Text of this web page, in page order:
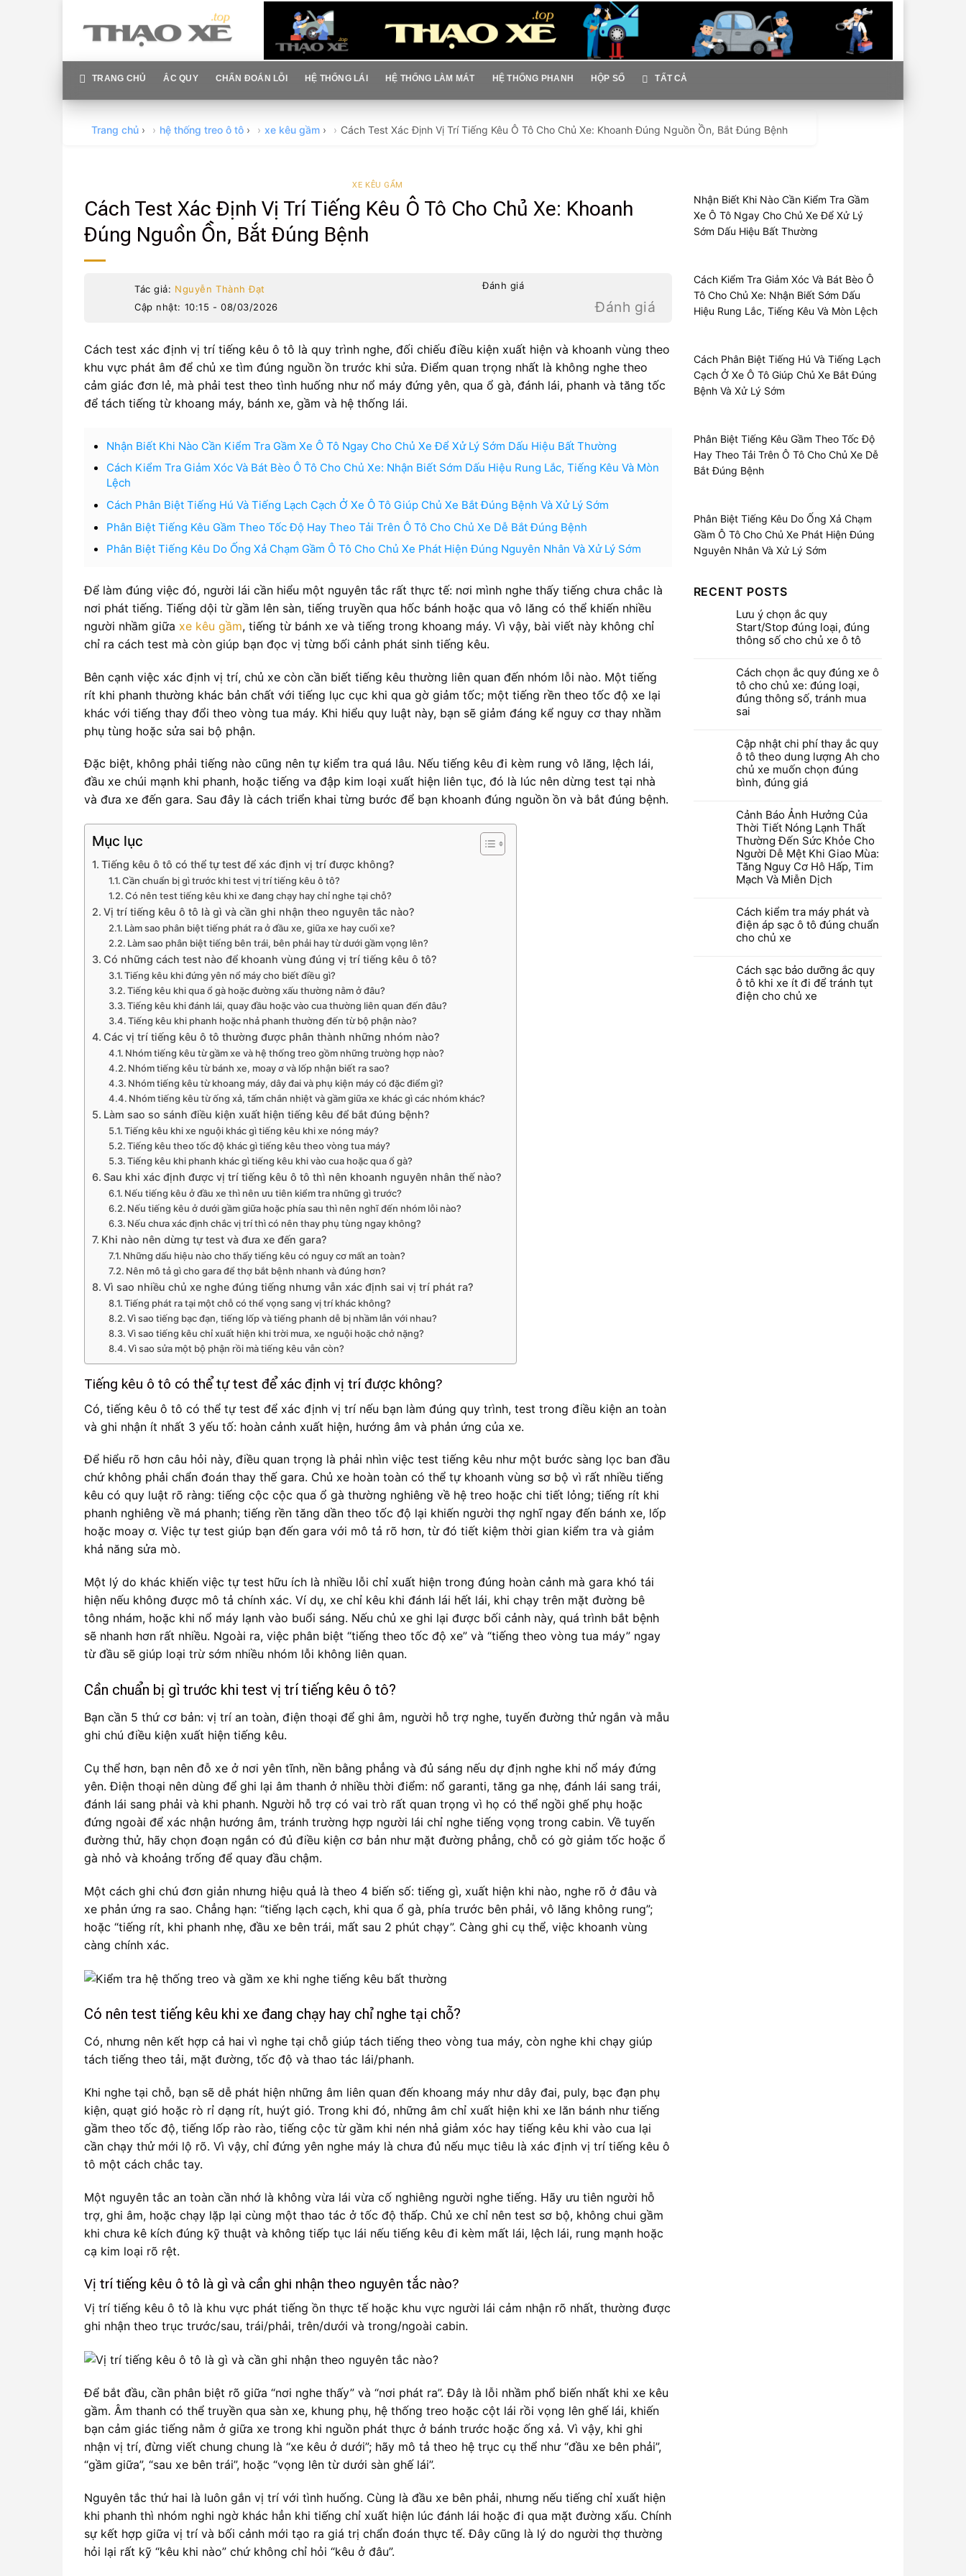
content
TRANG CHỦ ẮC QUY CHẨN ĐOÁN LỖI HỆ THỐNG LÁI HỆ THỐNG LÀM MÁT HỆ THỐNG PHANH HỘP SỐ TẤT CẢ
Trang chủ › hệ thống treo ô tô › xe kêu gầm › Cách Test Xác Định Vị Trí Tiếng Kêu Ô Tô Cho Chủ Xe: Khoanh Đúng Nguồn Ồn, Bắt Đúng Bệnh
XE KÊU GẦM
Cách Test Xác Định Vị Trí Tiếng Kêu Ô Tô Cho Chủ Xe: Khoanh
Đúng Nguồn Ồn, Bắt Đúng Bệnh
Tác giả: Nguyễn Thành Đạt
Cập nhật: 10:15 - 08/03/2026
Đánh giá
Đánh giá
Cách test xác định vị trí tiếng kêu ô tô là quy trình nghe, đối chiếu điều kiện xuất hiện và khoanh vùng theo
khu vực phát âm để chủ xe tìm đúng nguồn ồn trước khi sửa. Điểm quan trọng nhất là không nghe theo
cảm giác đơn lẻ, mà phải test theo tình huống như nổ máy đứng yên, qua ổ gà, đánh lái, phanh và tăng tốc
để tách tiếng từ khoang máy, bánh xe, gầm và hệ thống lái.
Nhận Biết Khi Nào Cần Kiểm Tra Gầm Xe Ô Tô Ngay Cho Chủ Xe Để Xử Lý Sớm Dấu Hiệu Bất Thường
Cách Kiểm Tra Giảm Xóc Và Bát Bèo Ô Tô Cho Chủ Xe: Nhận Biết Sớm Dấu Hiệu Rung Lắc, Tiếng Kêu Và Mòn
Lệch
Cách Phân Biệt Tiếng Hú Và Tiếng Lạch Cạch Ở Xe Ô Tô Giúp Chủ Xe Bắt Đúng Bệnh Và Xử Lý Sớm
Phân Biệt Tiếng Kêu Gầm Theo Tốc Độ Hay Theo Tải Trên Ô Tô Cho Chủ Xe Dễ Bắt Đúng Bệnh
Phân Biệt Tiếng Kêu Do Ống Xả Chạm Gầm Ô Tô Cho Chủ Xe Phát Hiện Đúng Nguyên Nhân Và Xử Lý Sớm
Để làm đúng việc đó, người lái cần hiểu một nguyên tắc rất thực tế: nơi mình nghe thấy tiếng chưa chắc là
nơi phát tiếng. Tiếng dội từ gầm lên sàn, tiếng truyền qua hốc bánh hoặc qua vô lăng có thể khiến nhiều
người nhầm giữa xe kêu gầm, tiếng từ bánh xe và tiếng trong khoang máy. Vì vậy, bài viết này không chỉ
chỉ ra cách test mà còn giúp bạn đọc vị từng bối cảnh phát sinh tiếng kêu.
Bên cạnh việc xác định vị trí, chủ xe còn cần biết tiếng kêu thường liên quan đến nhóm lỗi nào. Một tiếng
rít khi phanh thường khác bản chất với tiếng lục cục khi qua gờ giảm tốc; một tiếng rền theo tốc độ xe lại
khác với tiếng thay đổi theo vòng tua máy. Khi hiểu quy luật này, bạn sẽ giảm đáng kể nguy cơ thay nhầm
phụ tùng hoặc sửa sai bộ phận.
Đặc biệt, không phải tiếng nào cũng nên tự kiểm tra quá lâu. Nếu tiếng kêu đi kèm rung vô lăng, lệch lái,
đầu xe chúi mạnh khi phanh, hoặc tiếng va đập kim loại xuất hiện liên tục, đó là lúc nên dừng test tại nhà
và đưa xe đến gara. Sau đây là cách triển khai từng bước để bạn khoanh đúng nguồn ồn và bắt đúng bệnh.
Mục lục
Tiếng kêu ô tô có thể tự test để xác định vị trí được không?
Cần chuẩn bị gì trước khi test vị trí tiếng kêu ô tô?
Có nên test tiếng kêu khi xe đang chạy hay chỉ nghe tại chỗ?
Vị trí tiếng kêu ô tô là gì và cần ghi nhận theo nguyên tắc nào?
Làm sao phân biệt tiếng phát ra ở đầu xe, giữa xe hay cuối xe?
Làm sao phân biệt tiếng bên trái, bên phải hay từ dưới gầm vọng lên?
Có những cách test nào để khoanh vùng đúng vị trí tiếng kêu ô tô?
Tiếng kêu khi đứng yên nổ máy cho biết điều gì?
Tiếng kêu khi qua ổ gà hoặc đường xấu thường nằm ở đâu?
Tiếng kêu khi đánh lái, quay đầu hoặc vào cua thường liên quan đến đâu?
Tiếng kêu khi phanh hoặc nhả phanh thường đến từ bộ phận nào?
Các vị trí tiếng kêu ô tô thường được phân thành những nhóm nào?
Nhóm tiếng kêu từ gầm xe và hệ thống treo gồm những trường hợp nào?
Nhóm tiếng kêu từ bánh xe, moay ơ và lốp nhận biết ra sao?
Nhóm tiếng kêu từ khoang máy, dây đai và phụ kiện máy có đặc điểm gì?
Nhóm tiếng kêu từ ống xả, tấm chắn nhiệt và gầm giữa xe khác gì các nhóm khác?
Làm sao so sánh điều kiện xuất hiện tiếng kêu để bắt đúng bệnh?
Tiếng kêu khi xe nguội khác gì tiếng kêu khi xe nóng máy?
Tiếng kêu theo tốc độ khác gì tiếng kêu theo vòng tua máy?
Tiếng kêu khi phanh khác gì tiếng kêu khi vào cua hoặc qua ổ gà?
Sau khi xác định được vị trí tiếng kêu ô tô thì nên khoanh nguyên nhân thế nào?
Nếu tiếng kêu ở đầu xe thì nên ưu tiên kiểm tra những gì trước?
Nếu tiếng kêu ở dưới gầm giữa hoặc phía sau thì nên nghĩ đến nhóm lỗi nào?
Nếu chưa xác định chắc vị trí thì có nên thay phụ tùng ngay không?
Khi nào nên dừng tự test và đưa xe đến gara?
Những dấu hiệu nào cho thấy tiếng kêu có nguy cơ mất an toàn?
Nên mô tả gì cho gara để thợ bắt bệnh nhanh và đúng hơn?
Vì sao nhiều chủ xe nghe đúng tiếng nhưng vẫn xác định sai vị trí phát ra?
Tiếng phát ra tại một chỗ có thể vọng sang vị trí khác không?
Vì sao tiếng bạc đạn, tiếng lốp và tiếng phanh dễ bị nhầm lẫn với nhau?
Vì sao tiếng kêu chỉ xuất hiện khi trời mưa, xe nguội hoặc chở nặng?
Vì sao sửa một bộ phận rồi mà tiếng kêu vẫn còn?
Tiếng kêu ô tô có thể tự test để xác định vị trí được không?
Có, tiếng kêu ô tô có thể tự test để xác định vị trí nếu bạn làm đúng quy trình, test trong điều kiện an toàn
và ghi nhận ít nhất 3 yếu tố: hoàn cảnh xuất hiện, hướng âm và phản ứng của xe.
Để hiểu rõ hơn câu hỏi này, điều quan trọng là phải nhìn việc test tiếng kêu như một bước sàng lọc ban đầu
chứ không phải chẩn đoán thay thế gara. Chủ xe hoàn toàn có thể tự khoanh vùng sơ bộ vì rất nhiều tiếng
kêu có quy luật rõ ràng: tiếng cộc cộc qua ổ gà thường nghiêng về hệ treo hoặc chi tiết lỏng; tiếng rít khi
phanh nghiêng về má phanh; tiếng rền tăng dần theo tốc độ lại khiến người thợ nghĩ ngay đến bánh xe, lốp
hoặc moay ơ. Việc tự test giúp bạn đến gara với mô tả rõ hơn, từ đó tiết kiệm thời gian kiểm tra và giảm
khả năng sửa mò.
Một lý do khác khiến việc tự test hữu ích là nhiều lỗi chỉ xuất hiện trong đúng hoàn cảnh mà gara khó tái
hiện nếu không được mô tả chính xác. Ví dụ, xe chỉ kêu khi đánh lái hết lái, khi chạy trên mặt đường bê
tông nhám, hoặc khi nổ máy lạnh vào buổi sáng. Nếu chủ xe ghi lại được bối cảnh này, quá trình bắt bệnh
sẽ nhanh hơn rất nhiều. Ngoài ra, việc phân biệt “tiếng theo tốc độ xe” và “tiếng theo vòng tua máy” ngay
từ đầu sẽ giúp loại trừ sớm nhiều nhóm lỗi không liên quan.
Cần chuẩn bị gì trước khi test vị trí tiếng kêu ô tô?
Bạn cần 5 thứ cơ bản: vị trí an toàn, điện thoại để ghi âm, người hỗ trợ nghe, tuyến đường thử ngắn và mẫu
ghi chú điều kiện xuất hiện tiếng kêu.
Cụ thể hơn, bạn nên đỗ xe ở nơi yên tĩnh, nền bằng phẳng và đủ sáng nếu dự định nghe khi nổ máy đứng
yên. Điện thoại nên dùng để ghi lại âm thanh ở nhiều thời điểm: nổ garanti, tăng ga nhẹ, đánh lái sang trái,
đánh lái sang phải và khi phanh. Người hỗ trợ có vai trò rất quan trọng vì họ có thể ngồi ghế phụ hoặc
đứng ngoài để xác nhận hướng âm, tránh trường hợp người lái chỉ nghe tiếng vọng trong cabin. Về tuyến
đường thử, hãy chọn đoạn ngắn có đủ điều kiện cơ bản như mặt đường phẳng, chỗ có gờ giảm tốc hoặc ổ
gà nhỏ và khoảng trống để quay đầu chậm.
Một cách ghi chú đơn giản nhưng hiệu quả là theo 4 biến số: tiếng gì, xuất hiện khi nào, nghe rõ ở đâu và
xe phản ứng ra sao. Chẳng hạn: “tiếng lạch cạch, khi qua ổ gà, phía trước bên phải, vô lăng không rung”;
hoặc “tiếng rít, khi phanh nhẹ, đầu xe bên trái, mất sau 2 phút chạy”. Càng ghi cụ thể, việc khoanh vùng
càng chính xác.
Có nên test tiếng kêu khi xe đang chạy hay chỉ nghe tại chỗ?
Có, nhưng nên kết hợp cả hai vì nghe tại chỗ giúp tách tiếng theo vòng tua máy, còn nghe khi chạy giúp
tách tiếng theo tải, mặt đường, tốc độ và thao tác lái/phanh.
Khi nghe tại chỗ, bạn sẽ dễ phát hiện những âm liên quan đến khoang máy như dây đai, puly, bạc đạn phụ
kiện, quạt gió hoặc rò rỉ dạng rít, huýt gió. Trong khi đó, những âm chỉ xuất hiện khi xe lăn bánh như tiếng
gầm theo tốc độ, tiếng lốp rào rào, tiếng cộc từ gầm khi nén nhả giảm xóc hay tiếng kêu khi vào cua lại
cần chạy thử mới lộ rõ. Vì vậy, chỉ đứng yên nghe máy là chưa đủ nếu mục tiêu là xác định vị trí tiếng kêu ô
tô một cách chắc tay.
Một nguyên tắc an toàn cần nhớ là không vừa lái vừa cố nghiêng người nghe tiếng. Hãy ưu tiên người hỗ
trợ, ghi âm, hoặc chạy lặp lại cùng một thao tác ở tốc độ thấp. Chủ xe chỉ nên test sơ bộ, không chui gầm
khi chưa kê kích đúng kỹ thuật và không tiếp tục lái nếu tiếng kêu đi kèm mất lái, lệch lái, rung mạnh hoặc
cạ kim loại rõ rệt.
Vị trí tiếng kêu ô tô là gì và cần ghi nhận theo nguyên tắc nào?
Vị trí tiếng kêu ô tô là khu vực phát tiếng ồn thực tế hoặc khu vực người lái cảm nhận rõ nhất, thường được
ghi nhận theo trục trước/sau, trái/phải, trên/dưới và trong/ngoài cabin.
Để bắt đầu, cần phân biệt rõ giữa “nơi nghe thấy” và “nơi phát ra”. Đây là lỗi nhầm phổ biến nhất khi xe kêu
gầm. Âm thanh có thể truyền qua sàn xe, khung phụ, hệ thống treo hoặc cột lái rồi vọng lên ghế lái, khiến
bạn cảm giác tiếng nằm ở giữa xe trong khi nguồn phát thực ở bánh trước hoặc ống xả. Vì vậy, khi ghi
nhận vị trí, đừng viết chung chung là “xe kêu ở dưới”; hãy mô tả theo hệ trục cụ thể như “đầu xe bên phải”,
“gầm giữa”, “sau xe bên trái”, hoặc “vọng lên từ dưới sàn ghế lái”.
Nguyên tắc thứ hai là luôn gắn vị trí với tình huống. Cùng là đầu xe bên phải, nhưng nếu tiếng chỉ xuất hiện
khi phanh thì nhóm nghi ngờ khác hẳn khi tiếng chỉ xuất hiện lúc đánh lái hoặc đi qua mặt đường xấu. Chính
sự kết hợp giữa vị trí và bối cảnh mới tạo ra giá trị chẩn đoán thực tế. Đây cũng là lý do người thợ thường
hỏi lại rất kỹ “kêu khi nào” chứ không chỉ hỏi “kêu ở đâu”.
Nhận Biết Khi Nào Cần Kiểm Tra Gầm
Xe Ô Tô Ngay Cho Chủ Xe Để Xử Lý
Sớm Dấu Hiệu Bất Thường
Cách Kiểm Tra Giảm Xóc Và Bát Bèo Ô
Tô Cho Chủ Xe: Nhận Biết Sớm Dấu
Hiệu Rung Lắc, Tiếng Kêu Và Mòn Lệch
Cách Phân Biệt Tiếng Hú Và Tiếng Lạch
Cạch Ở Xe Ô Tô Giúp Chủ Xe Bắt Đúng
Bệnh Và Xử Lý Sớm
Phân Biệt Tiếng Kêu Gầm Theo Tốc Độ
Hay Theo Tải Trên Ô Tô Cho Chủ Xe Dễ
Bắt Đúng Bệnh
Phân Biệt Tiếng Kêu Do Ống Xả Chạm
Gầm Ô Tô Cho Chủ Xe Phát Hiện Đúng
Nguyên Nhân Và Xử Lý Sớm
RECENT POSTS
Lưu ý chọn ắc quy
Start/Stop đúng loại, đúng
thông số cho chủ xe ô tô
Cách chọn ắc quy đúng xe ô
tô cho chủ xe: đúng loại,
đúng thông số, tránh mua
sai
Cập nhật chi phí thay ắc quy
ô tô theo dung lượng Ah cho
chủ xe muốn chọn đúng
bình, đúng giá
Cảnh Báo Ảnh Hưởng Của
Thời Tiết Nóng Lạnh Thất
Thường Đến Sức Khỏe Cho
Người Dễ Mệt Khi Giao Mùa:
Tăng Nguy Cơ Hô Hấp, Tim
Mạch Và Miễn Dịch
Cách kiểm tra máy phát và
điện áp sạc ô tô đúng chuẩn
cho chủ xe
Cách sạc bảo dưỡng ắc quy
ô tô khi xe ít đi để tránh tụt
điện cho chủ xe